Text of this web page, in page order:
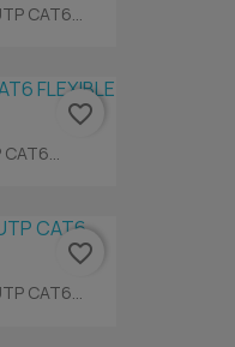
CAT6...
CAT6...
favorite_border
CAT6...
favorite_border